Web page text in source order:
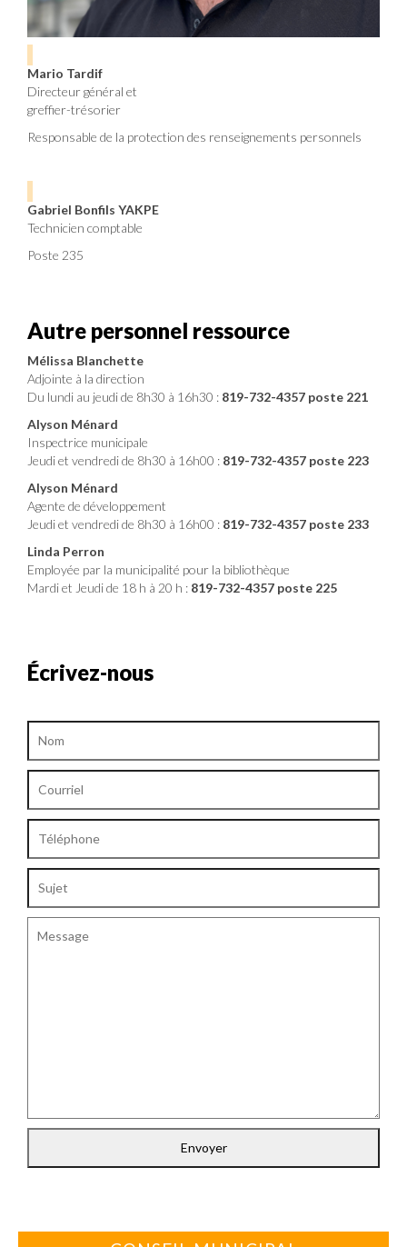
Mario Tardif
Directeur général et
greffier-trésorier
Responsable de la protection des renseignements personnels
Gabriel Bonfils YAKPE
Technicien comptable
Poste 235
Autre personnel ressource
Mélissa Blanchette
Adjointe à la direction
Du lundi au jeudi de 8h30 à 16h30 : 819-732-4357 poste 221
Alyson Ménard
Inspectrice municipale
Jeudi et vendredi de 8h30 à 16h00 : 819-732-4357 poste 223
Alyson Ménard
Agente de développement
Jeudi et vendredi de 8h30 à 16h00 : 819-732-4357 poste 233
Linda Perron
Employée par la municipalité pour la bibliothèque
Mardi et Jeudi de 18 h à 20 h : 819-732-4357 poste 225
Écrivez-nous